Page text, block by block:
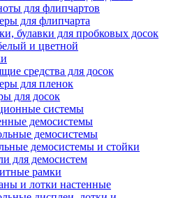
для флипчартов
для флипчарта
булавки для пробковых досок
и цветной
средства для досок
для пленок
для досок
системы
демосистемы
демосистемы
демосистемы и стойки
для демосистем
рамки
и лотки настенные